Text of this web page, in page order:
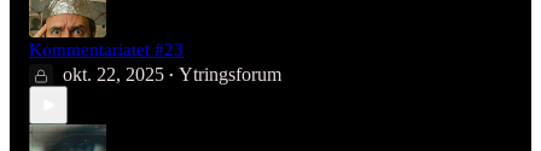
Kommentariatet #23
okt. 22, 2025 • Ytringsforum